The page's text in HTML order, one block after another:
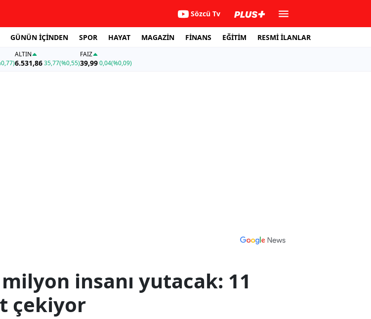
Sözcü Tv
GÜNÜN İÇİNDEN SPOR HAYAT MAGAZİN FİNANS EĞİTİM RESMİ İLANLAR
ALTIN
6.531,8635,77(%0,55)
FAİZ
39,990,04(%0,09)
insanı yutacak: 11
çekiyor